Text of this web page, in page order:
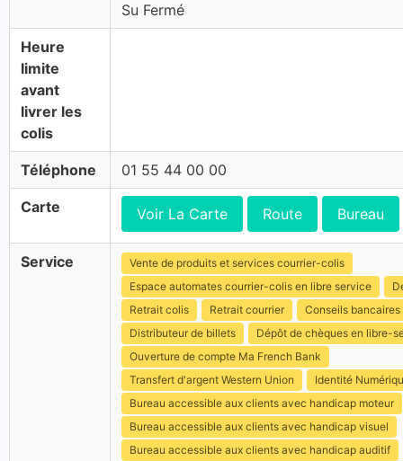
Su Fermé
Heure
limite
avant
livrer les
colis
Téléphone 01 55 44 00 00
Carte Voir La Carte Route Bureau
Service
Vente de produits et services courrier-colis
Espace automates courrier-colis en libre service
Retrait colis
Retrait courrier
Conseils bancaires
Distributeur de billets
Dépôt de chèques en libre-
Ouverture de compte Ma French Bank
Transfert d'argent Western Union
Identité
Bureau accessible aux clients avec handicap moteur
Bureau accessible aux clients avec handicap visuel
Bureau accessible aux clients avec handicap auditif